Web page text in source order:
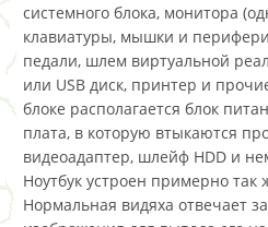
системного блока, монитора
клавиатуры, мышки и
педали, шлем виртуальной
или USB диск, принтер и
блоке располагается блок
плата, в которую втыкаются
видеоадаптер, шлейф HDD и
Ноутбук устроен примерно так
Нормальная видяха отвечает